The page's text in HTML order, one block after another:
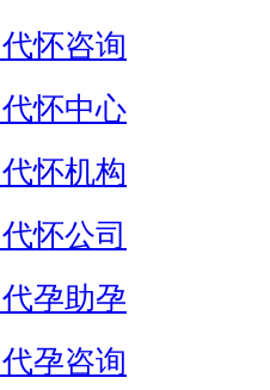
怀咨询
怀中心
怀机构
怀公司
孕助孕
孕咨询